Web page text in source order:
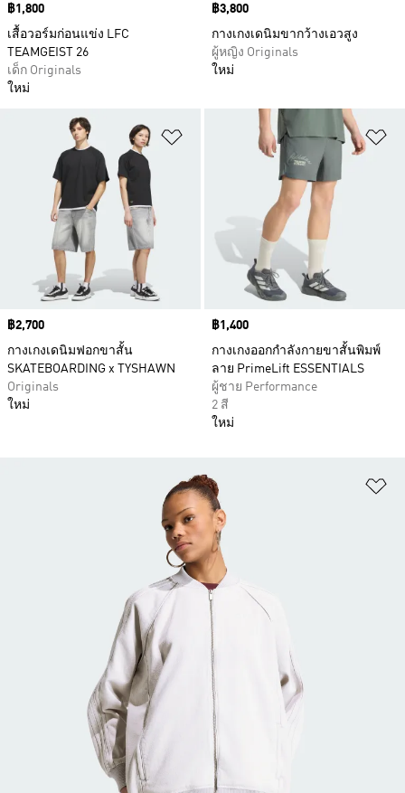
Price
฿1,800
เสื้อวอร์มก่อนแข่ง LFC
TEAMGEIST 26
เด็ก Originals
ใหม่
Price
฿3,800
กางเกงเดนิมขากว้างเอวสูง
ผู้หญิง Originals
ใหม่
เพิ่มไปยังรายการสินค้าโปรด
Price
฿2,700
กางเกงเดนิมฟอกขาสั้น
SKATEBOARDING x TYSHAWN
Originals
ใหม่
Price
฿1,400
กางเกงออกกำลังกายขาสั้นพิมพ์
ลาย PrimeLift ESSENTIALS
ผู้ชาย Performance
2 สี
ใหม่